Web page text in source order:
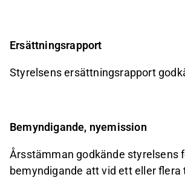
Ersättningsrapport
Styrelsens ersättningsrapport
Bemyndigande, nyemission
Årsstämman godkände styrelsens
bemyndigande att vid ett eller flera